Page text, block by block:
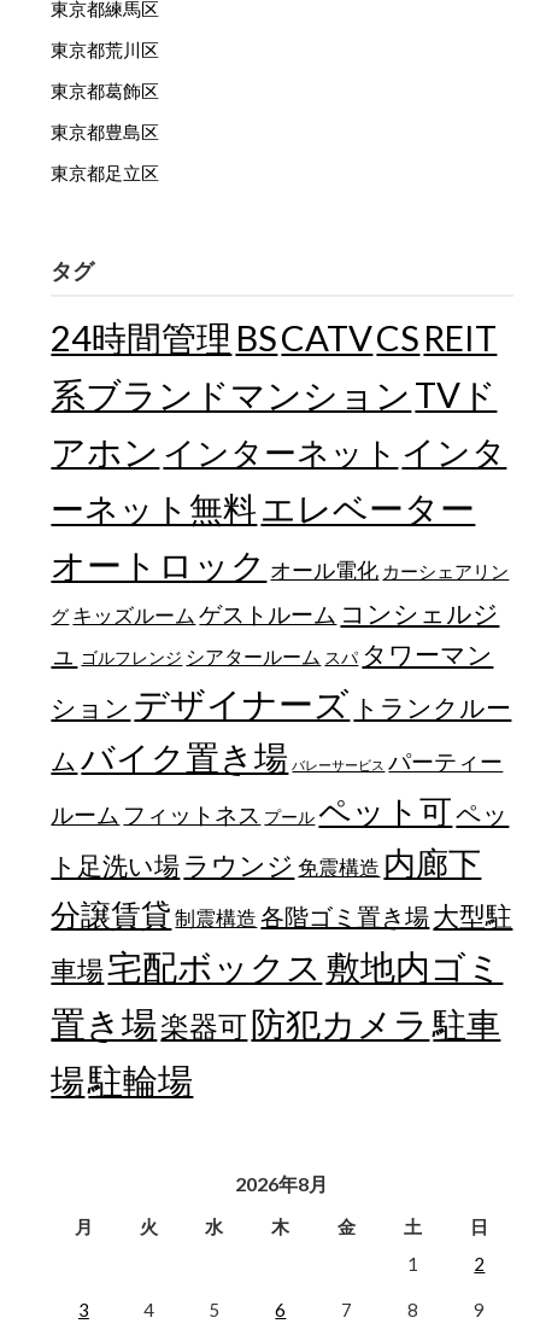
東京都練馬区
東京都荒川区
東京都葛飾区
東京都豊島区
東京都足立区
タグ
24時間管理 BSCATVCS REIT
系ブランドマンション TVド
アホン インターネット インタ
ーネット無料エレベーター
オートロック オール電化 カーシェアリン
グ キッズルーム ゲストルーム コンシェルジ
ュ
ゴルフレンジ シアタールーム スパ タワーマン
ション デザイナーズ トランクルー
ム バイク置き場 バレーサービス パーティー
ルーム フィットネス プール ペット可ペッ
ト足洗い場 ラウンジ 免震構造 内廊下
分譲賃貸 制震構造 各階ゴミ置き場大型駐
車場宅配ボックス 敷地内ゴミ
置き場楽器可防犯カメラ 駐車
場駐輪場
2026年8月
月 火 水 木 金 土
日
1
2
3 4 5 6 7 8 9